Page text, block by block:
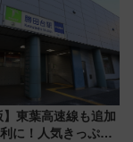
】東葉高速線も追加
に！人気きっぷ